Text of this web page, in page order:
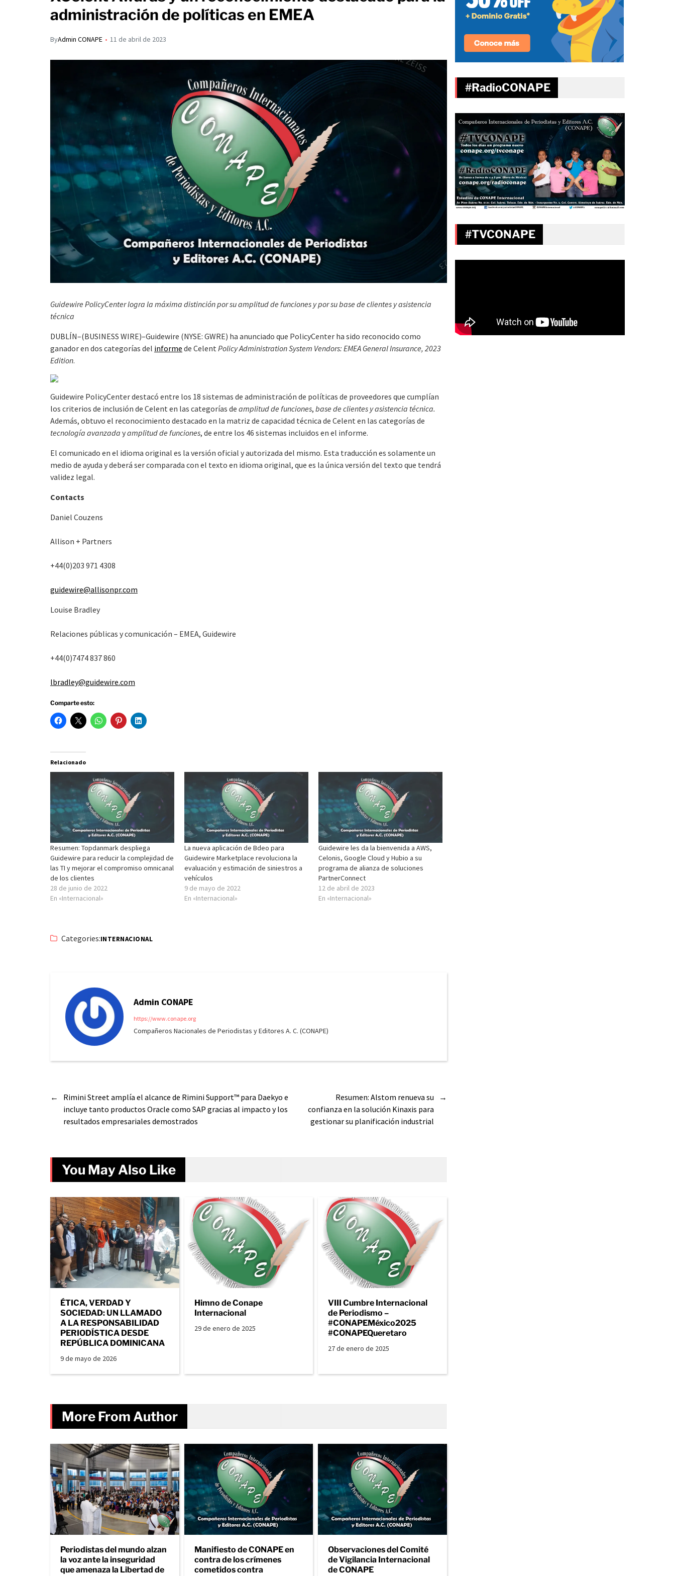
administración de políticas en EMEA
ByAdmin CONAPE 11 de abril de 2023
Guidewire PolicyCenter logra la máxima distinción por su amplitud de funciones y por su base de clientes y asistencia
técnica
DUBLÍN–(BUSINESS WIRE)–Guidewire (NYSE: GWRE) ha anunciado que PolicyCenter ha sido reconocido como
ganador en dos categorías del informe de CelentPolicy Administration System Vendors: EMEA General Insurance, 2023
Edition.
Guidewire PolicyCenter destacó entre los 18 sistemas de administración de políticas de proveedores que cumplían
los criterios de inclusión de Celent en las categorías de amplitud de funciones, base de clientes y asistencia técnica.
Además, obtuvo el reconocimiento destacado en la matriz de capacidad técnica de Celent en las categorías de
tecnología avanzada yamplitud de funciones, de entre los 46 sistemas incluidos en el informe.
El comunicado en el idioma original es la versión oficial y autorizada del mismo. Esta traducción es solamente un
medio de ayuda y deberá ser comparada con el texto en idioma original, que es la única versión del texto que tendrá
validez legal.
Contacts
Daniel Couzens
Allison + Partners
+44(0)203 971 4308
guidewire@allisonpr.com
Louise Bradley
Relaciones públicas y comunicación – EMEA, Guidewire
+44(0)7474 837 860
lbradley@guidewire.com
Comparte esto:
Relacionado
Resumen: Topdanmark despliega
Guidewire para reducir la complejidad de
las TI y mejorar el compromiso omnicanal
de los clientes
28 de junio de 2022
En «Internacional»
La nueva aplicación de Bdeo para
Guidewire Marketplace revoluciona la
evaluación y estimación de siniestros a
vehículos
9 de mayo de 2022
En «Internacional»
Guidewire les da la bienvenida a AWS,
Celonis, Google Cloud y Hubio a su
programa de alianza de soluciones
PartnerConnect
12 de abril de 2023
En «Internacional»
Categories:INTERNACIONAL
Admin CONAPE
https://www.conape.org
Compañeros Nacionales de Periodistas y Editores A. C. (CONAPE)
←
Rimini Street amplía el alcance de Rimini Support™ para Daekyo e
incluye tanto productos Oracle como SAP gracias al impacto y los
resultados empresariales demostrados
→
Resumen: Alstom renueva su
confianza en la solución Kinaxis para
gestionar su planificación industrial
You May Also Like
ÉTICA, VERDAD Y
SOCIEDAD: UN LLAMADO
A LA RESPONSABILIDAD
PERIODÍSTICA DESDE
REPÚBLICA DOMINICANA
9 de mayo de 2026
Himno de Conape
Internacional
29 de enero de 2025
VIII Cumbre Internacional
de Periodismo –
#CONAPEMéxico2025
#CONAPEQueretaro
27 de enero de 2025
More From Author
Periodistas del mundo alzan
la voz ante la inseguridad
que amenaza la Libertad de
Manifiesto de CONAPE en
contra de los crímenes
cometidos contra
Observaciones del Comité
de Vigilancia Internacional
de CONAPE
#RadioCONAPE
#TVCONAPE